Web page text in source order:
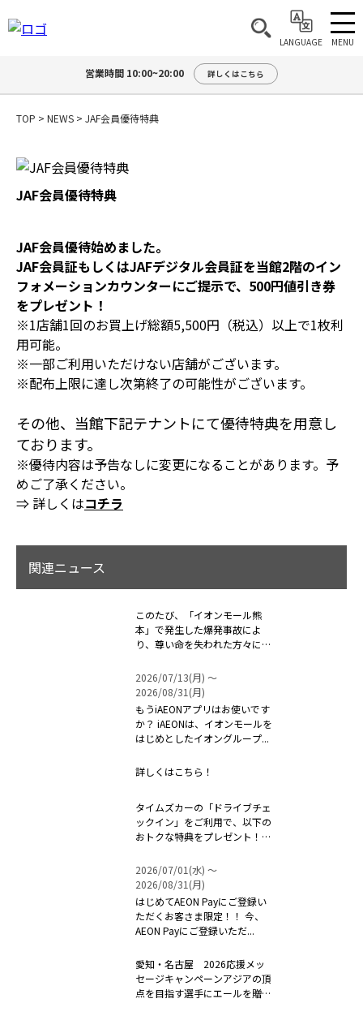
LANGUAGE MENU
営業時間 10:00~20:00 詳しくはこちら
TOP > NEWS > JAF会員優待特典
JAF会員優待特典
JAF会員優待始めました。
JAF会員証もしくはJAFデジタル会員証を当館2階のイン
フォメーションカウンターにご提示で、500円値引き券
をプレゼント！
※1店舗1回のお買上げ総額5,500円（税込）以上で1枚利
用可能。
※一部ご利用いただけない店舗がございます。
※配布上限に達し次第終了の可能性がございます。
その他、当館下記テナントにて優待特典を用意し
ております。
※優待内容は予告なしに変更になることがあります。予
めご了承ください。
⇒ 詳しくはコチラ
関連ニュース
このたび、「イオンモール熊
本」で発生した爆発事故によ
り、尊い命を失われた方々に対
2026/07/13(月) 〜
2026/08/31(月)
もうiAEONアプリはお使いです
か？ iAEONは、イオンモールを
はじめとしたイオングループ...
詳しくはこちら！
タイムズカーの「ドライブチェ
ックイン」をご利用で、以下の
おトクな特典をプレゼント！！
2026/07/01(水) 〜
2026/08/31(月)
はじめてAEON Payにご登録い
ただくお客さま限定！！ 今、
AEON Payにご登録いただ...
愛知・名古屋 2026応援メッ
セージキャンペーンアジアの頂
点を目指す選手にエールを贈ろ